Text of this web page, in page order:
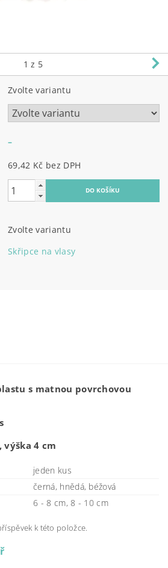
1 z 5
Zvolte variantu
–
69,42 Kč bez DPH
Zvolte variantu
Skřipce na vlasy
s matnou povrchovou
výška 4 cm
jeden kus
černá, hnědá, béžová
6 - 8 cm, 8 - 10 cm
k této položce.